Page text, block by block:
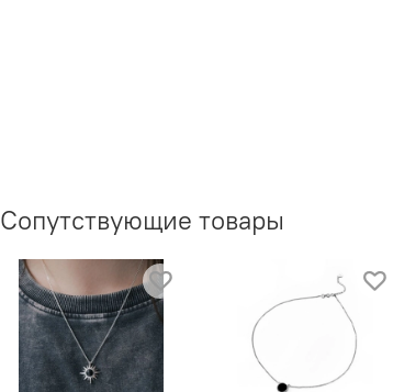
Сопутствующие товары